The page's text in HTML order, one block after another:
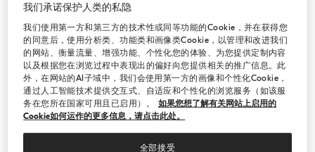
我们承诺保护人类的私隐
我们使用第一方和第三方的技术性或同等功能的Cookie，并在获得您
的同意后，使用分析类、功能类和画像类Cookie，以管理和改进我们
的网站、衡量流量、增强功能、个性化您的体验、为您提供定制内容
以及根据您在浏览过程中表现出的偏好向您提供相关的推广信息。此
外，在网站的AI子域中，我们会使用第一方的画像和个性化Cookie，
通过人工智能技术提供交互式、自适应和个性化的浏览服务（如该服
务在您所在国家可用且已启用）。
如果您想了解有关网站上启用的
Cookie如何运作的更多信息，请点击此处。
全部接受